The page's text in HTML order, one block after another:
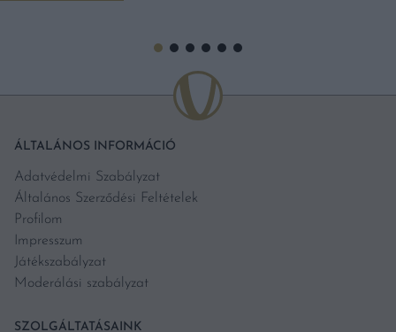
ÁLTALÁNOS INFORMÁCIÓ
Adatvédelmi Szabályzat
Általános Szerződési Feltételek
Profilom
Impresszum
Játékszabályzat
Moderálási szabályzat
SZOLGÁLTATÁSAINK